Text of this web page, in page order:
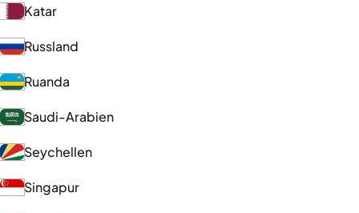
Katar
Russland
Ruanda
Saudi-Arabien
Seychellen
Singapur